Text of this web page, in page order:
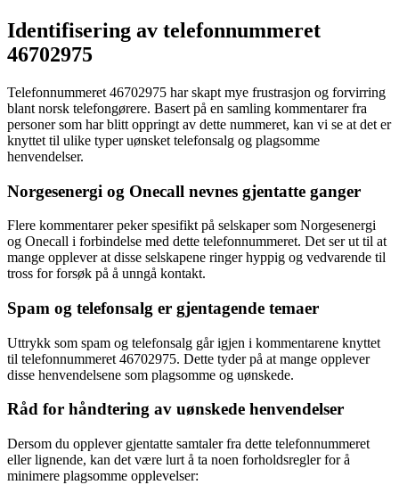
Identifisering av telefonnummeret
46702975
Telefonnummeret 46702975 har skapt mye frustrasjon og forvirring
blant norsk telefongørere. Basert på en samling kommentarer fra
personer som har blitt oppringt av dette nummeret, kan vi se at det er
knyttet til ulike typer uønsket telefonsalg og plagsomme
henvendelser.
Norgesenergi og Onecall nevnes gjentatte ganger
Flere kommentarer peker spesifikt på selskaper som Norgesenergi
og Onecall i forbindelse med dette telefonnummeret. Det ser ut til at
mange opplever at disse selskapene ringer hyppig og vedvarende til
tross for forsøk på å unngå kontakt.
Spam og telefonsalg er gjentagende temaer
Uttrykk som spam og telefonsalg går igjen i kommentarene knyttet
til telefonnummeret 46702975. Dette tyder på at mange opplever
disse henvendelsene som plagsomme og uønskede.
Råd for håndtering av uønskede henvendelser
Dersom du opplever gjentatte samtaler fra dette telefonnummeret
eller lignende, kan det være lurt å ta noen forholdsregler for å
minimere plagsomme opplevelser: